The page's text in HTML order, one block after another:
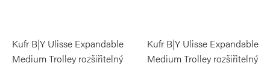
Kufr B|Y Ulisse Expandable
Medium Trolley rozšiřitelný
Kufr B|Y Ulisse Expandable
Medium Trolley rozšiřitelný